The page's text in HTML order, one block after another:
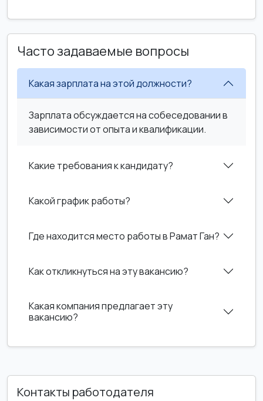
Часто задаваемые вопросы
Какая зарплата на этой должности?
Зарплата обсуждается на собеседовании в
зависимости от опыта и квалификации.
Какие требования к кандидату?
Какой график работы?
Где находится место работы в Рамат Ган?
Как откликнуться на эту вакансию?
Какая компания предлагает эту
вакансию?
Контакты работодателя